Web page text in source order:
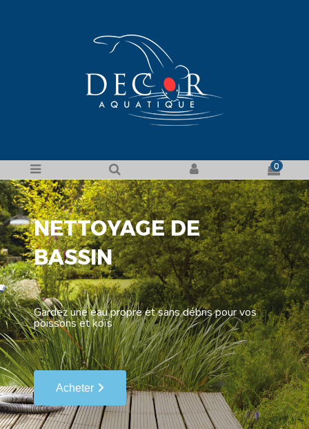
0
NETTOYAGE DE
BASSIN
Gardez une eau propre et sans débris pour vos
poissons et koïs
Acheter